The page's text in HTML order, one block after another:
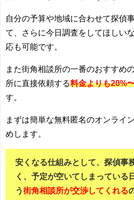
自分の予算や地域に合わせて探偵
て、さらに今日調査をしてほしい
応も可能です。
また街角相談所の一番のおすすめ
所に直接依頼する料金よりも20%
す。
まずは簡単な無料匿名のオンライ
めします。
安くなる仕組みとして、探偵事
く、予定が空いてしまっている
う街角相談所が交渉してくれる